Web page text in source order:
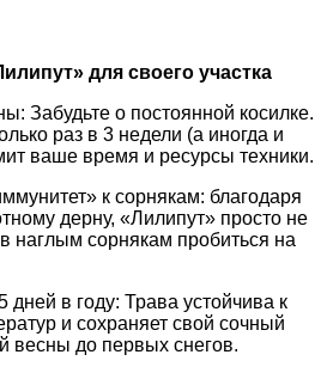
для своего участка
Забудьте о постоянной косилке.
раз в 3 недели (а иногда и
ваше время и ресурсы техники.
к сорнякам: благодаря
дерну, «Лилипут» просто не
наглым сорнякам пробиться на
дней в году: Трава устойчива к
и сохраняет свой сочный
весны до первых снегов.